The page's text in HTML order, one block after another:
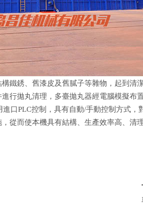
鐵銹、舊漆皮及舊膩子等雜物，起到清
行拋丸清理，多臺拋丸器經電腦模擬布
口PLC控制，具有自動/手動控制方式，
從而使本機具有結構、生產效率高、清